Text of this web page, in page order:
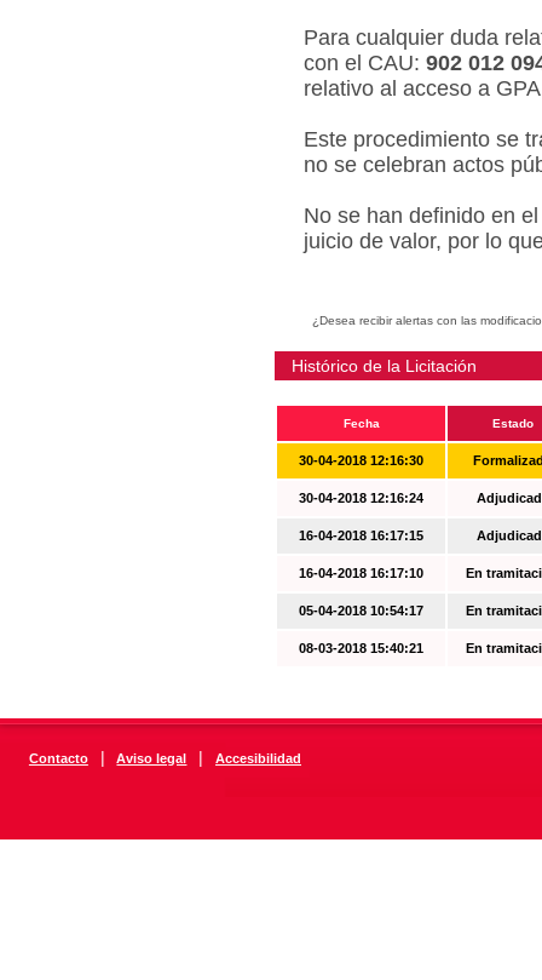
Para cualquier duda
con el CAU: 902 012
relativo al acceso a
Este procedimiento se
no se celebran actos
No se han definido en
juicio de valor, por lo
¿Desea recibir alertas con las
Histórico de la Licitación
Fecha Estado
30-04-2018 12:16:30
30-04-2018 12:16:24
16-04-2018 16:17:15
16-04-2018 16:17:10 En
05-04-2018 10:54:17 En
08-03-2018 15:40:21 En
Contacto | Aviso legal | Accesibilidad